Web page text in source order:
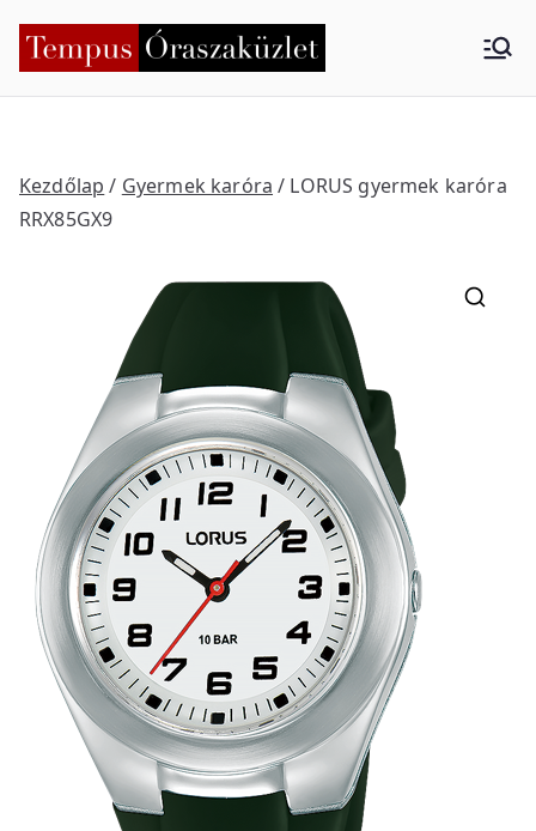
Tempus
küzlet
Kezdőlap / Gyermek karóra / LORUS gyermek karóra
RRX85GX9